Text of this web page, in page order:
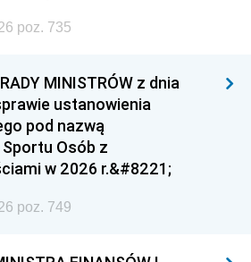
poz. 735
MINISTRÓW z dnia
ustanowienia
pod nazwą
Osób z
w 2026 r.&#8221;
poz. 749